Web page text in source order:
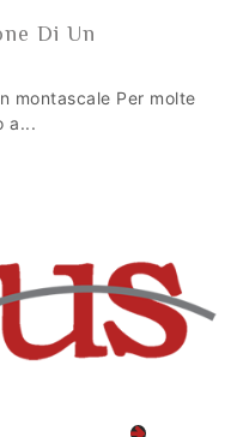
Di Un
montascale Per molte
a...